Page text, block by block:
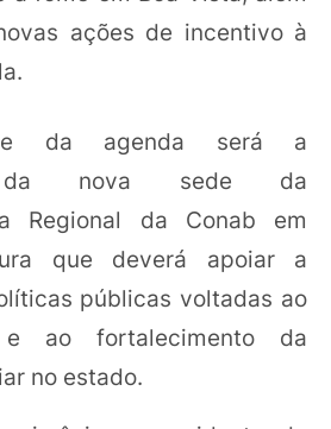
ações de incentivo à
da agenda será a
da nova sede da
Regional da Conab em
que deverá apoiar a
públicas voltadas ao
e ao fortalecimento da
no estado.